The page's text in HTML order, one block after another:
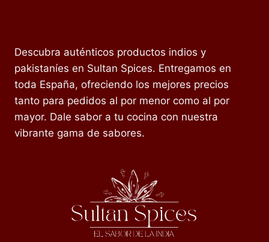
Descubra auténticos productos indios y
pakistaníes en Sultan Spices. Entregamos en
toda España, ofreciendo los mejores precios
tanto para pedidos al por menor como al por
mayor. Dale sabor a tu cocina con nuestra
vibrante gama de sabores.